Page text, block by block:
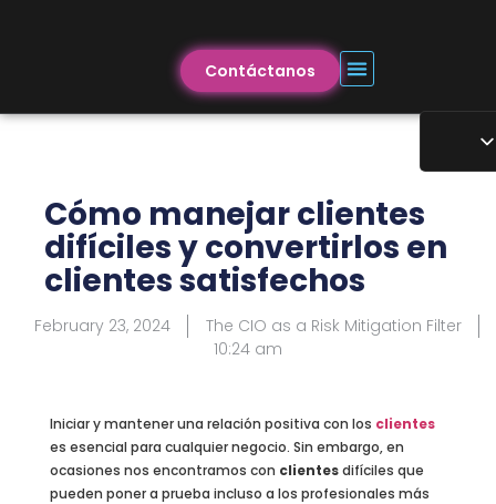
Contáctanos
Cómo manejar clientes
difíciles y convertirlos en
clientes satisfechos
February 23, 2024
The CIO as a Risk Mitigation Filter
10:24 am
Iniciar y mantener una relación positiva con los clientes
es esencial para cualquier negocio. Sin embargo, en
ocasiones nos encontramos con clientesdifíciles que
pueden poner a prueba incluso a los profesionales más